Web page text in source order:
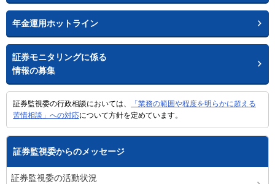
年金運用ホットライン
証券モニタリングに係る
情報の募集
証券監視委の行政相談においては、
「業務の範囲や程度を明らかに超える
苦情相談」への対応について方針を定めています。
証券監視委からのメッセージ
証券監視委の活動状況